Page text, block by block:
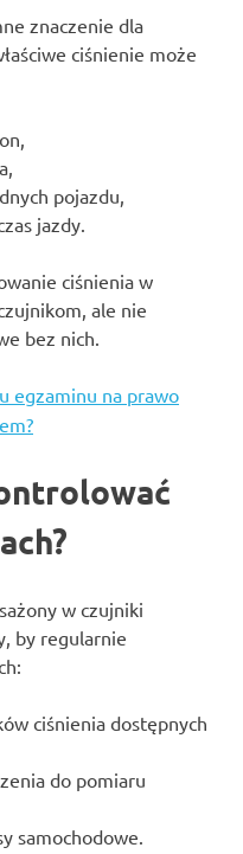
znaczenie dla
ciśnienie może
pojazdu,
jazdy.
ciśnienia w
ale nie
bez nich.
egzaminu na prawo
w czujniki
by regularnie
ciśnienia dostępnych
do pomiaru
samochodowe.